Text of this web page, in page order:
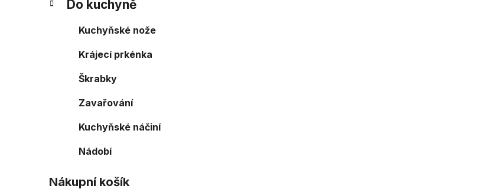
Do kuchyně
Kuchyňské nože
Krájecí prkénka
Škrabky
Zavařování
Kuchyňské náčiní
Nádobí
Nákupní košík